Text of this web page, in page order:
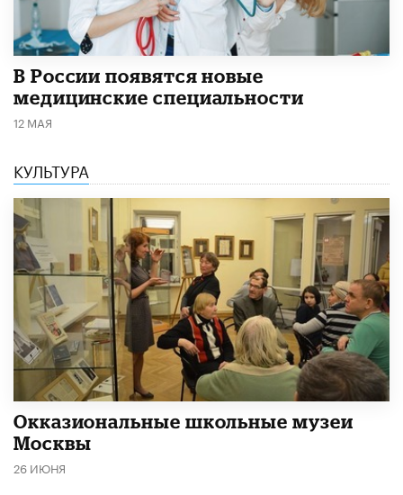
В России появятся новые
медицинские специальности
12 МАЯ
КУЛЬТУРА
​Окказиональные школьные музеи
Москвы
26 ИЮНЯ